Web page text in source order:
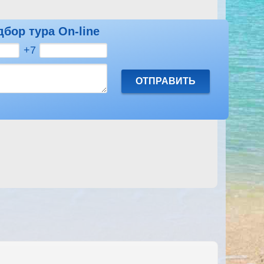
Посмотреть другие отзывы на Coral Beach Resort
тура On-line
+7